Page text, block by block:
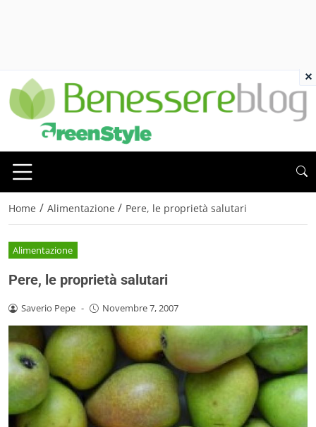
Home / Alimentazione / Pere, le proprietà salutari
Alimentazione
Pere, le proprietà salutari
Saverio Pepe - Novembre 7, 2007
×